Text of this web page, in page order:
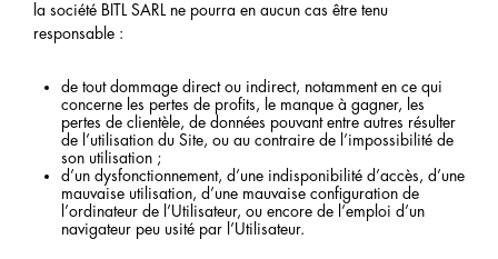
la société BITL SARL ne pourra en aucun cas être tenu
responsable :
de tout dommage direct ou indirect, notamment en ce qui
concerne les pertes de profits, le manque à gagner, les
pertes de clientèle, de données pouvant entre autres résulter
de l’utilisation du Site, ou au contraire de l’impossibilité de
son utilisation ;
d’un dysfonctionnement, d’une indisponibilité d’accès, d’une
mauvaise utilisation, d’une mauvaise configuration de
l’ordinateur de l’Utilisateur, ou encore de l’emploi d’un
navigateur peu usité par l’Utilisateur.